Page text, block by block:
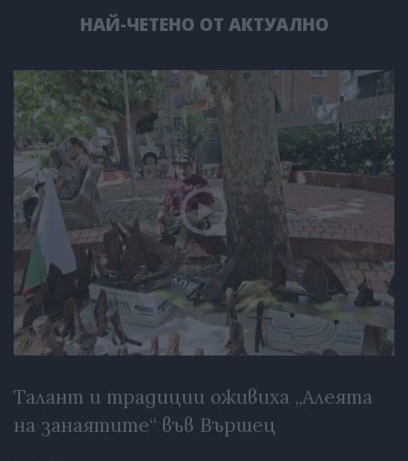
НАЙ-ЧЕТЕНО ОТ АКТУАЛНО
Талант и традиции оживиха „Алеята
на занаятите“ във Вършец